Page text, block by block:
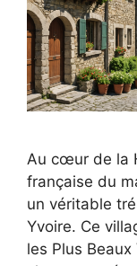
Au cœur de la
française du
un véritable
Yvoire. Ce
les Plus